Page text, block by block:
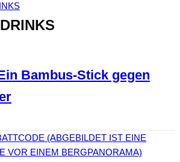
Bambus-Stick gegen